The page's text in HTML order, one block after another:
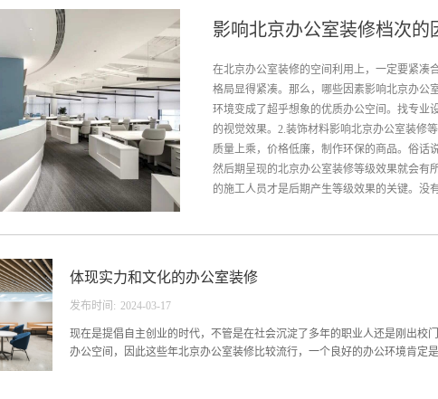
影响北京办公室装修档次的
在北京办公室装修的空间利用上，一定要紧凑
格局显得紧凑。那么，哪些因素影响北京办公
环境变成了超乎想象的优质办公空间。找专业
的视觉效果。2.装饰材料影响北京办公室装修
质量上乘，价格低廉，制作环保的商品。俗话
然后期呈现的北京办公室装修等级效果就会有
的施工人员才是后期产生等级效果的关键。没
管理制度和严格科学质量保证体系的施工公司
体现实力和文化的办公室装修
现在是提倡自主创业的时代，不管是在社会沉淀了多年的职业人还是刚出
办公空间，因此这些年北京办公室装修比较流行，一个良好的办公环境肯定
发布时间: 2024-03-17